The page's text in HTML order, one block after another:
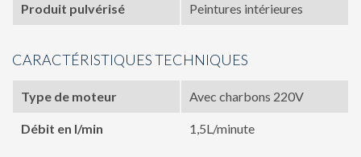
Produit pulvérisé Peintures intérieures
CARACTÉRISTIQUES TECHNIQUES
Type de moteur Avec charbons 220V
Débit en l/min 1,5L/minute